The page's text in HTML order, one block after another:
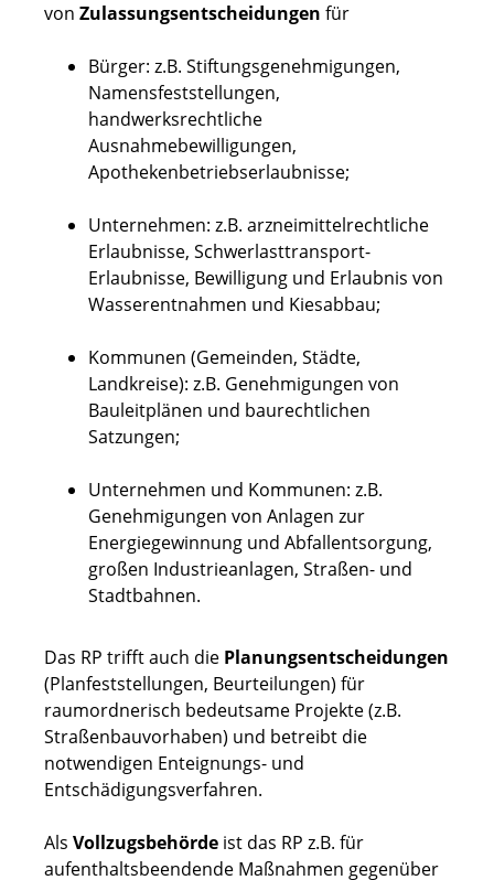
von Zulassungsentscheidungen für
Bürger: z.B. Stiftungsgenehmigungen,
Namensfeststellungen,
handwerksrechtliche
Ausnahmebewilligungen,
Apothekenbetriebserlaubnisse;
Unternehmen: z.B. arzneimittelrechtliche
Erlaubnisse, Schwerlasttransport-
Erlaubnisse, Bewilligung und Erlaubnis von
Wasserentnahmen und Kiesabbau;
Kommunen (Gemeinden, Städte,
Landkreise): z.B. Genehmigungen von
Bauleitplänen und baurechtlichen
Satzungen;
Unternehmen und Kommunen: z.B.
Genehmigungen von Anlagen zur
Energiegewinnung und Abfallentsorgung,
großen Industrieanlagen, Straßen- und
Stadtbahnen.
Das RP trifft auch die Planungsentscheidungen
(Planfeststellungen, Beurteilungen) für
raumordnerisch bedeutsame Projekte (z.B.
Straßenbauvorhaben) und betreibt die
notwendigen Enteignungs- und
Entschädigungsverfahren.
Als Vollzugsbehörde ist das RP z.B. für
aufenthaltsbeendende Maßnahmen gegenüber